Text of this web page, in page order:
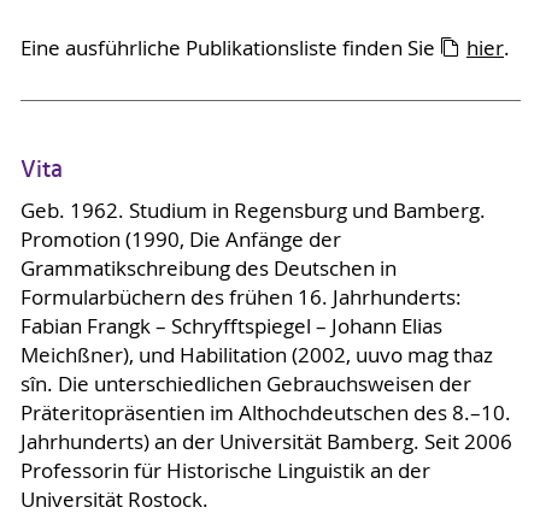
Eine ausführliche Publikationsliste finden Sie hier.
Vita
Geb. 1962. Studium in Regensburg und Bamberg.
Promotion (1990, Die Anfänge der
Grammatikschreibung des Deutschen in
Formularbüchern des frühen 16. Jahrhunderts:
Fabian Frangk – Schryfftspiegel – Johann Elias
Meichßner), und Habilitation (2002, uuvo mag thaz
sîn. Die unterschiedlichen Gebrauchsweisen der
Präteritopräsentien im Althochdeutschen des 8.–10.
Jahrhunderts) an der Universität Bamberg. Seit 2006
Professorin für Historische Linguistik an der
Universität Rostock.